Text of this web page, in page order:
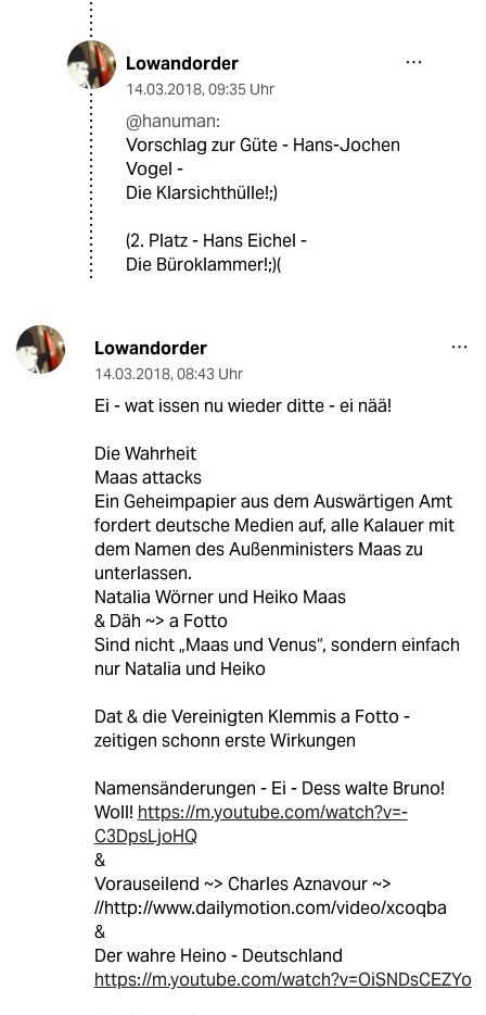
Lowandorder
14.03.2018, 09:35 Uhr
@hanuman:
Vorschlag zur Güte - Hans-Jochen
Vogel -
Die Klarsichthülle!;)
(2. Platz - Hans Eichel -
Die Büroklammer!;)(
Lowandorder
14.03.2018, 08:43 Uhr
Ei - wat issen nu wieder ditte - ei nää!
Die Wahrheit
Maas attacks
Ein Geheimpapier aus dem Auswärtigen Amt
fordert deutsche Medien auf, alle Kalauer mit
dem Namen des Außenministers Maas zu
unterlassen.
Natalia Wörner und Heiko Maas
& Däh ~> a Fotto
Sind nicht „Maas und Venus“, sondern einfach
nur Natalia und Heiko
Dat & die Vereinigten Klemmis a Fotto -
zeitigen schonn erste Wirkungen
Namensänderungen - Ei - Dess walte Bruno!
Woll! https://m.youtube.com/watch?v=-
C3DpsLjoHQ
&
Vorauseilend ~> Charles Aznavour ~>
//http://www.dailymotion.com/video/xcoqba
&
Der wahre Heino - Deutschland
https://m.youtube.com/watch?v=OiSNDsCEZYo